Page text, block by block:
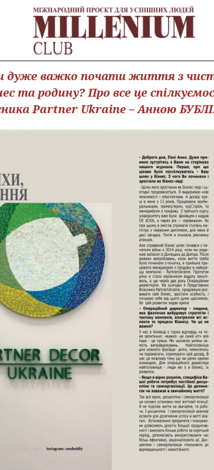
дуже важко почати життя з
та родину? Про все це
Partner Ukraine – Анною